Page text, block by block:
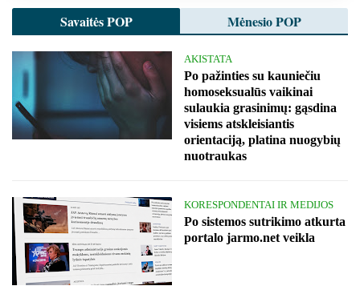
Savaitės POP Mėnesio POP
AKISTATA
Po pažinties su kauniečiu
homoseksualūs vaikinai
sulaukia grasinimų: gąsdina
visiems atskleisiantis
orientaciją, platina nuogybių
nuotraukas
KORESPONDENTAI IR MEDIJOS
Po sistemos sutrikimo atkurta
portalo jarmo.net veikla